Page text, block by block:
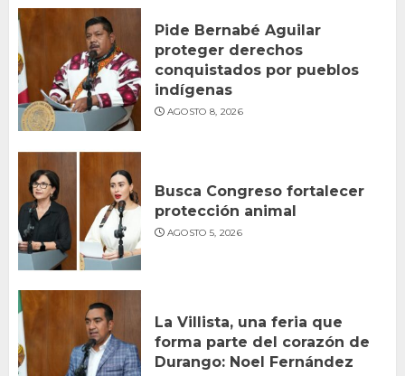
Pide Bernabé Aguilar
proteger derechos
conquistados por pueblos
indígenas
AGOSTO 8, 2026
Busca Congreso fortalecer
protección animal
AGOSTO 5, 2026
La Villista, una feria que
forma parte del corazón de
Durango: Noel Fernández